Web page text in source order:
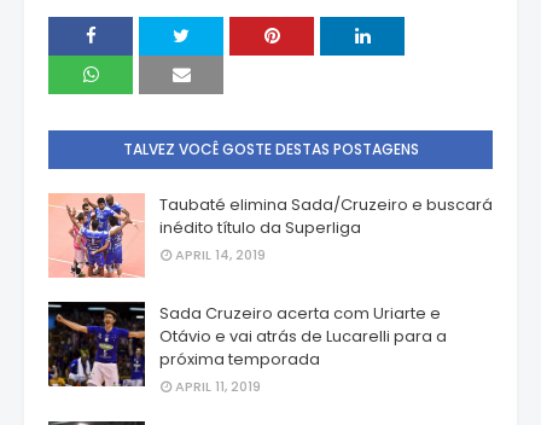
TALVEZ VOCÊ GOSTE DESTAS POSTAGENS
Taubaté elimina Sada/Cruzeiro e buscará
inédito título da Superliga
APRIL 14, 2019
Sada Cruzeiro acerta com Uriarte e
Otávio e vai atrás de Lucarelli para a
próxima temporada
APRIL 11, 2019